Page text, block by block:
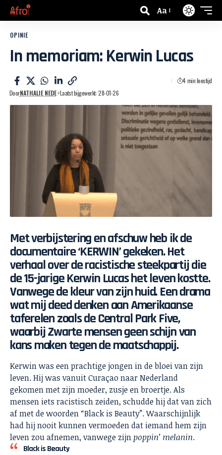
Aa
OPINIE
In memoriam: Kerwin Lucas
DoorNATHALIE NEDE Laatst bijgewerkt: 28-01-26
4 min leestijd
Met verbijstering en afschuw heb ik de
documentaire ‘KERWIN’ gekeken. Het
verhaal over de racistische steekpartij die
de 15-jarige Kerwin Lucas het leven kostte.
Vanwege de kleur van zijn huid. Een drama
wat mij deed denken aan Amerikaanse
taferelen zoals de Central Park Five,
waarbij Zwarte mensen geen schijn van
kans maken tegen de maatschappij.
Kerwin was een prachtige jongen in de bloei van zijn
leven. Hij was vanuit Curaçao naar Nederland
gekomen met zijn moeder, zusje en broertje. Als
mensen iets racistisch zeiden, schudde hij dat van zich
af met de woorden “Black is Beauty”. Waarschijnlijk
had hij nooit kunnen vermoeden dat iemand hem zijn
leven zou afnemen, vanwege zijn poppin’ melanin.
Black is Beauty